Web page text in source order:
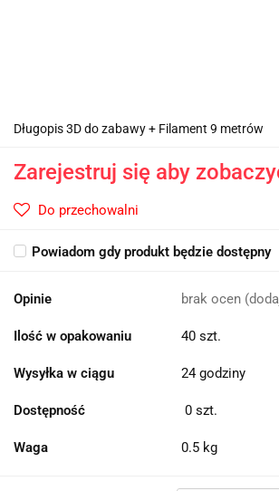
Długopis 3D do zabawy + Filament 9 metrów
Zarejestruj się aby
Do przechowalni
Powiadom gdy produkt będzie dostępny
Opinie brak ocen
Ilość w opakowaniu 40 szt.
Wysyłka w ciągu 24 godziny
Dostępność 0 szt.
Waga 0.5 kg